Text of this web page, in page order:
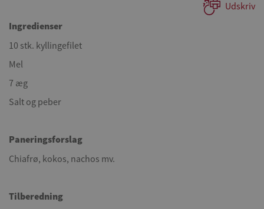
Udskriv
Ingredienser
10 stk. kyllingefilet
Mel
7 æg
Salt og peber
Paneringsforslag
Chiafrø, kokos, nachos mv.
Tilberedning